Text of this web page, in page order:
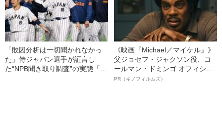
「敗因分析は一切聞かれなかっ
た」侍ジャパン選手が証言し
た“NPB聞き取り調査”の実態「選
《映画『Michael／マイケル』》
父ジョセフ・ジャクソン役、コ
ールマン・ドミンゴ オフィシャ
ルインタビュー“観客を魅了した
PR（キノフィルムズ）